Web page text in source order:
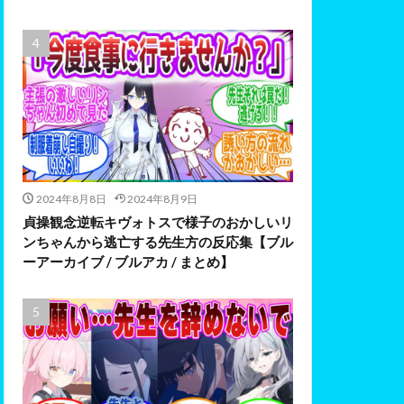
2024年8月8日 2024年8月9日
貞操観念逆転キヴォトスで様子のおかしいリ
ンちゃんから逃亡する先生方の反応集【ブル
ーアーカイブ / ブルアカ / まとめ】